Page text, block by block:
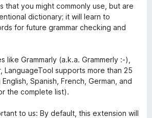
that you might commonly use, but are
dictionary; it will learn to
for future grammar checking and
like Grammarly (a.k.a. Grammerly :-),
LanguageTool supports more than 25
Spanish, French, German, and
the complete list).
to us: By default, this extension will